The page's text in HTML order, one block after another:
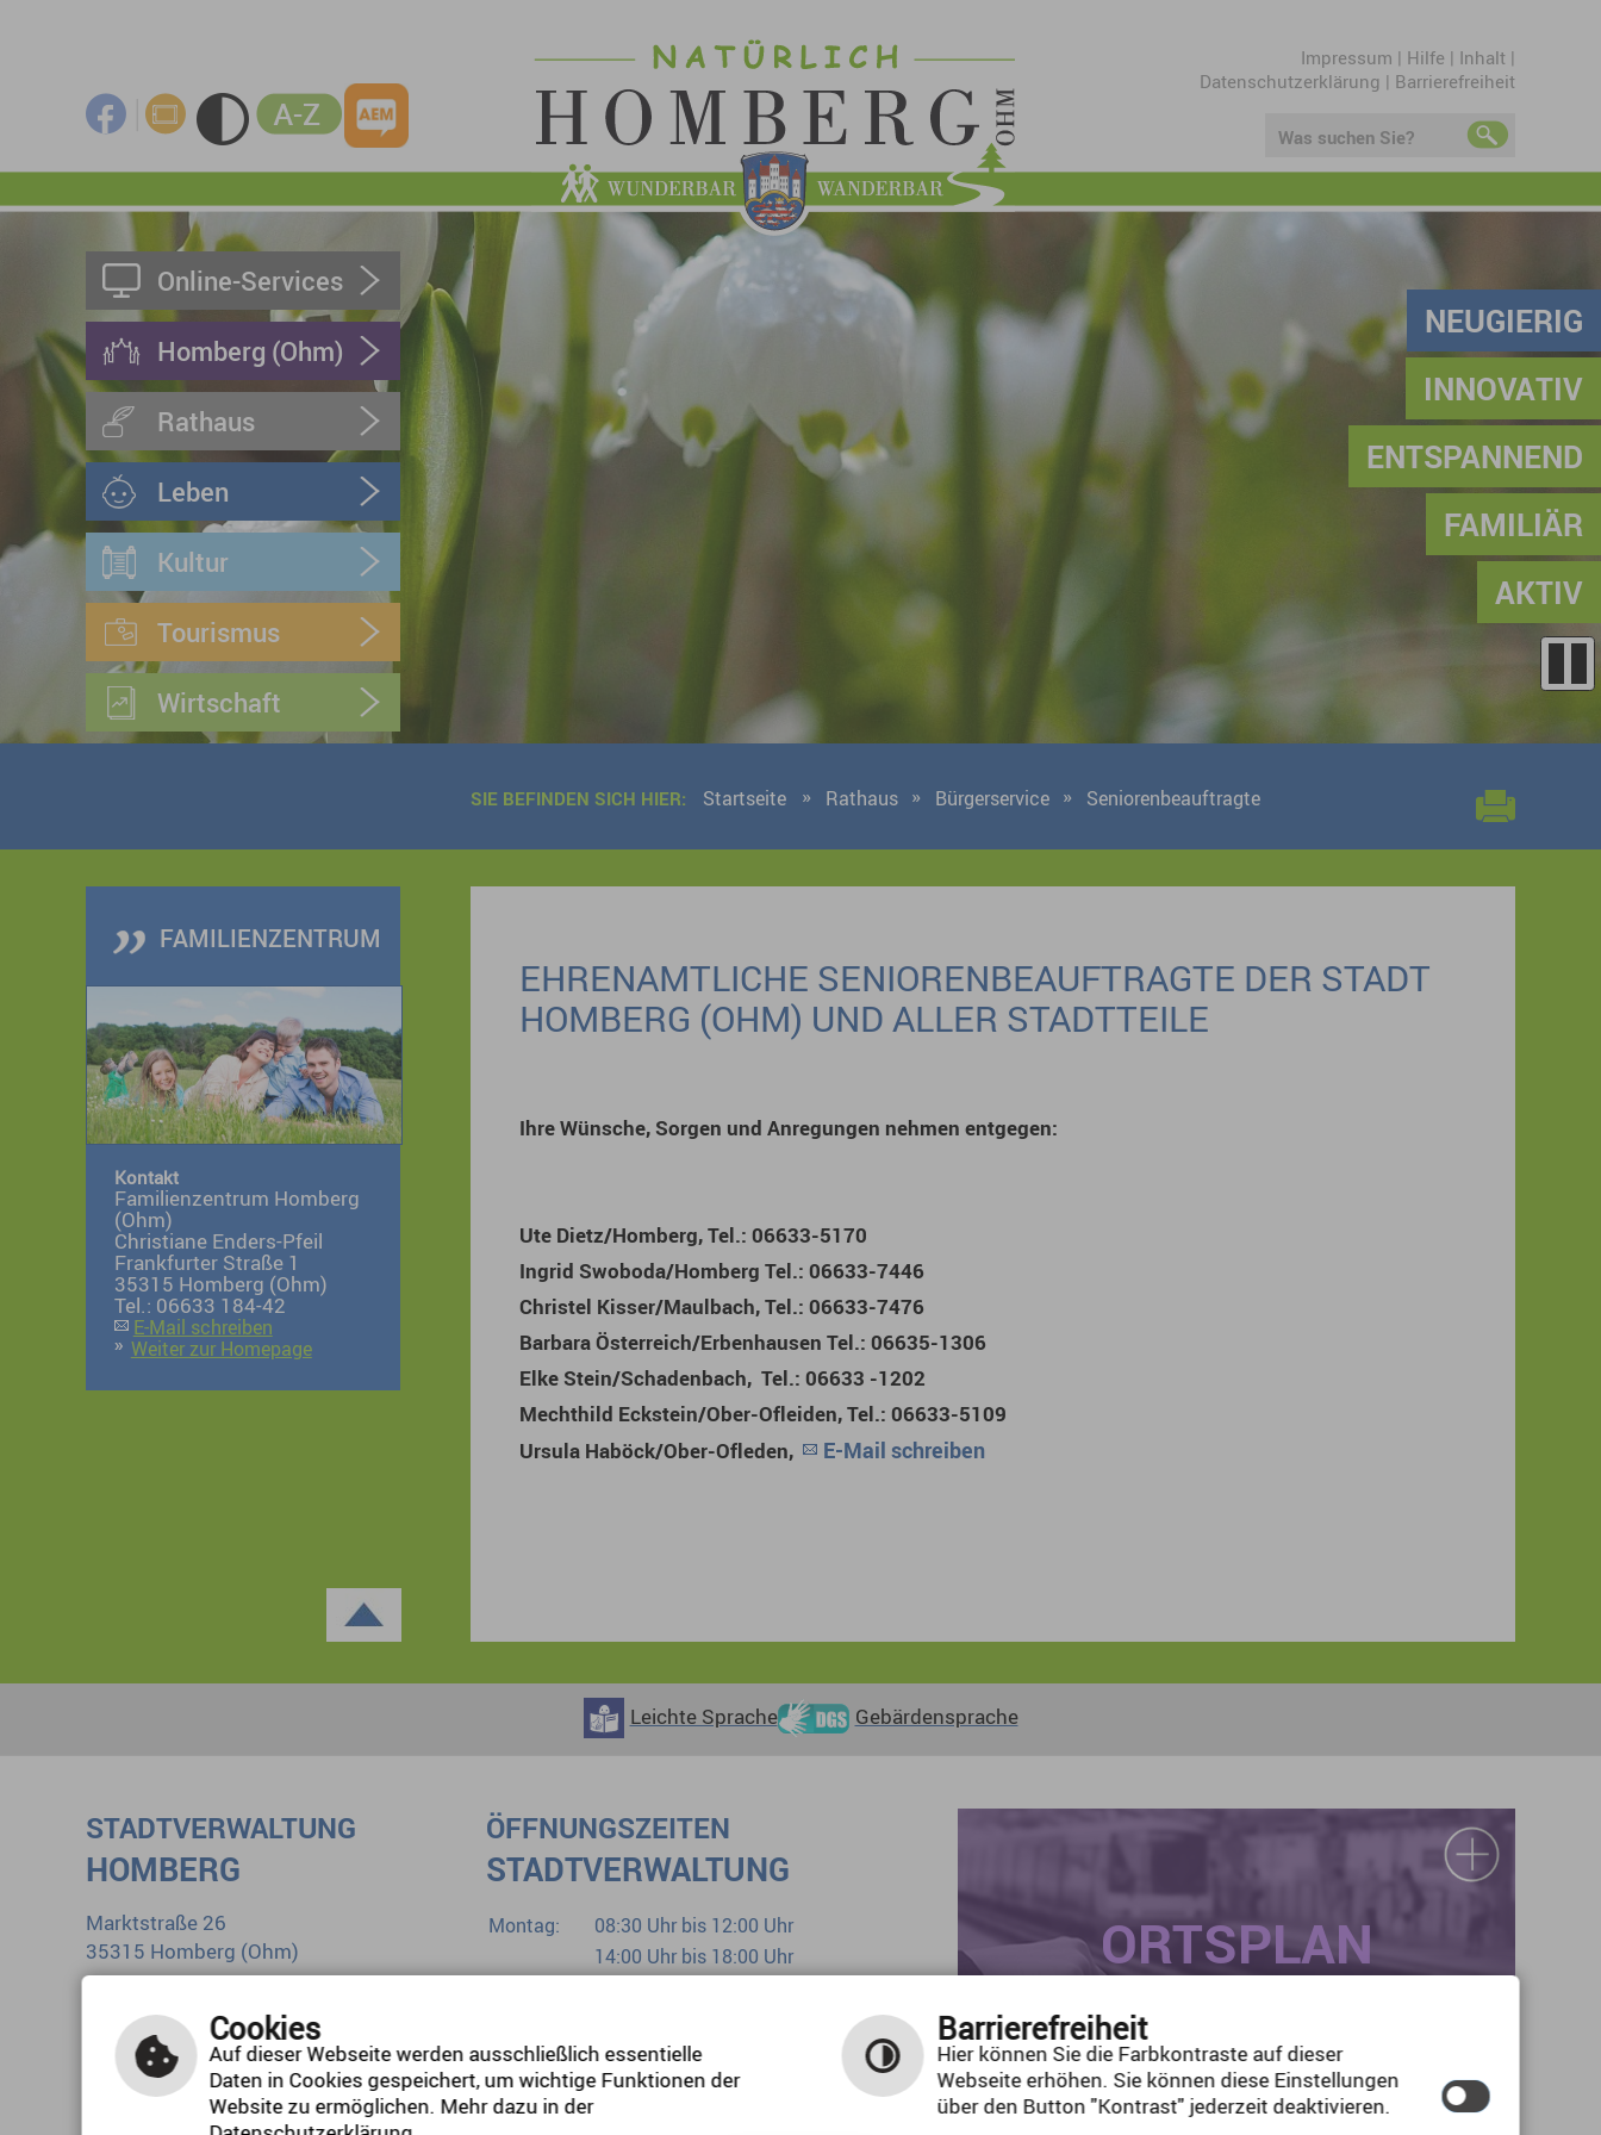
Impressum | Hilfe | Inhalt |
Datenschutzerklärung | Barrierefreiheit
Was suchen Sie?
NEUGIERIG
INNOVATIV
ENTSPANNEND
FAMILIÄR
AKTIV
Online-Services
Homberg (Ohm)
Rathaus
Leben
Kultur
Tourismus
Wirtschaft
SIE BEFINDEN SICH HIER: Startseite Rathaus Bürgerservice Seniorenbeauftragte
FAMILIENZENTRUM
Kontakt
Familienzentrum Homberg
(Ohm)
Christiane Enders-Pfeil
Frankfurter Straße 1
35315 Homberg (Ohm)
Tel.: 06633 184-42
E-Mail schreiben
Weiter zur Homepage
EHRENAMTLICHE SENIORENBEAUFTRAGTE DER STADT
HOMBERG (OHM) UND ALLER STADTTEILE
Ihre Wünsche, Sorgen und Anregungen nehmen entgegen:
Ute Dietz/Homberg, Tel.: 06633-5170
Ingrid Swoboda/Homberg Tel.: 06633-7446
Christel Kisser/Maulbach, Tel.: 06633-7476
Barbara Österreich/Erbenhausen Tel.: 06635-1306
Elke Stein/Schadenbach, Tel.: 06633 -1202
Mechthild Eckstein/Ober-Ofleiden, Tel.: 06633-5109
Ursula Haböck/Ober-Ofleden,
E-Mail schreiben
Leichte Sprache Gebärdensprache
STADTVERWALTUNG
HOMBERG
Marktstraße 26
35315 Homberg (Ohm)
E-Mail schreiben
ÖFFNUNGSZEITEN
STADTVERWALTUNG
Montag:
08:30 Uhr bis 12:00 Uhr
14:00 Uhr bis 18:00 Uhr
Donnerstag:08:30 Uhr bis 12:00 Uhr
Freitag:
08:30 Uhr bis 12:00 Uhr
ORTSPLAN
Cookies
Auf dieser Webseite werden ausschließlich essentielle
Daten in Cookies gespeichert, um wichtige Funktionen der
Website zu ermöglichen. Mehr dazu in der
Barrierefreiheit
Hier können Sie die Farbkontraste auf dieser
Webseite erhöhen. Sie können diese Einstellungen
über den Button "Kontrast" jederzeit deaktivieren.